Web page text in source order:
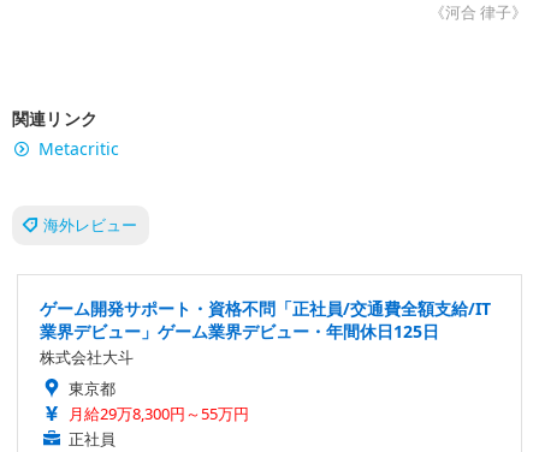
《河合 律子》
関連リンク
Metacritic
海外レビュー
ゲーム開発サポート・資格不問「正社員/交通費全額支給/IT
業界デビュー」ゲーム業界デビュー・年間休日125日
株式会社大斗
東京都
月給29万8,300円～55万円
正社員